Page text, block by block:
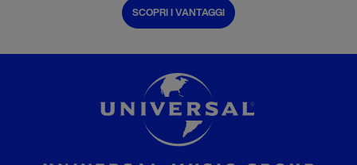
SCOPRI I VANTAGGI